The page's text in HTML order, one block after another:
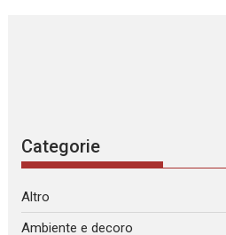
Categorie
Altro
Ambiente e decoro